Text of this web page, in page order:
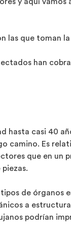
las que toman
han
casi 40
camino. Es
que en un
de órganos
a
podrían